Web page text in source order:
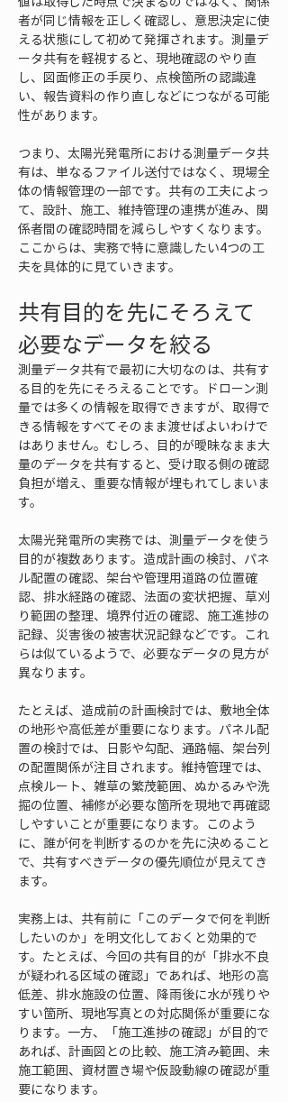
者が同じ情報を正しく確認し、意思決定に使
える状態にして初めて発揮されます。測量デ
ータ共有を軽視すると、現地確認のやり直
し、図面修正の手戻り、点検箇所の認識違
い、報告資料の作り直しなどにつながる可能
性があります。
つまり、太陽光発電所における測量データ共
有は、単なるファイル送付ではなく、現場全
体の情報管理の一部です。共有の工夫によっ
て、設計、施工、維持管理の連携が進み、関
係者間の確認時間を減らしやすくなります。
ここからは、実務で特に意識したい4つの工
夫を具体的に見ていきます。
共有目的を先にそろえて
必要なデータを絞る
測量データ共有で最初に大切なのは、共有す
る目的を先にそろえることです。ドローン測
量では多くの情報を取得できますが、取得で
きる情報をすべてそのまま渡せばよいわけで
はありません。むしろ、目的が曖昧なまま大
量のデータを共有すると、受け取る側の確認
負担が増え、重要な情報が埋もれてしまいま
す。
太陽光発電所の実務では、測量データを使う
目的が複数あります。造成計画の検討、パネ
ル配置の確認、架台や管理用道路の位置確
認、排水経路の確認、法面の変状把握、草刈
り範囲の整理、境界付近の確認、施工進捗の
記録、災害後の被害状況記録などです。これ
らは似ているようで、必要なデータの見方が
異なります。
たとえば、造成前の計画検討では、敷地全体
の地形や高低差が重要になります。パネル配
置の検討では、日影や勾配、通路幅、架台列
の配置関係が注目されます。維持管理では、
点検ルート、雑草の繁茂範囲、ぬかるみや洗
掘の位置、補修が必要な箇所を現地で再確認
しやすいことが重要になります。このよう
に、誰が何を判断するのかを先に決めること
で、共有すべきデータの優先順位が見えてき
ます。
実務上は、共有前に「このデータで何を判断
したいのか」を明文化しておくと効果的で
す。たとえば、今回の共有目的が「排水不良
が疑われる区域の確認」であれば、地形の高
低差、排水施設の位置、降雨後に水が残りや
すい箇所、現地写真との対応関係が重要にな
ります。一方、「施工進捗の確認」が目的で
あれば、計画図との比較、施工済み範囲、未
施工範囲、資材置き場や仮設動線の確認が重
要になります。